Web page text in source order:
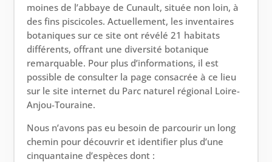
moines de l’abbaye de Cunault, située non loin, à
des fins piscicoles. Actuellement, les inventaires
botaniques sur ce site ont révélé 21 habitats
différents, offrant une diversité botanique
remarquable. Pour plus d’informations, il est
possible de consulter la page consacrée à ce lieu
sur le site internet du Parc naturel régional Loire-
Anjou-Touraine.
Nous n’avons pas eu besoin de parcourir un long
chemin pour découvrir et identifier plus d’une
cinquantaine d’espèces dont :